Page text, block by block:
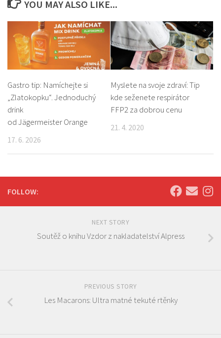
YOU MAY ALSO LIKE...
Gastro tip: Namíchejte si
„Zlatokopku“. Jednoduchý
drink
od Jägermeister Orange
17. 6. 2026
Myslete na svoje zdraví: Tip
kde seženete respirátor
FFP2 za dobrou cenu
21. 4. 2020
FOLLOW:
NEXT STORY
Soutěž o knihu Vzdor z nakladatelství Alpress
PREVIOUS STORY
Les Macarons: Ultra matné tekuté rtěnky